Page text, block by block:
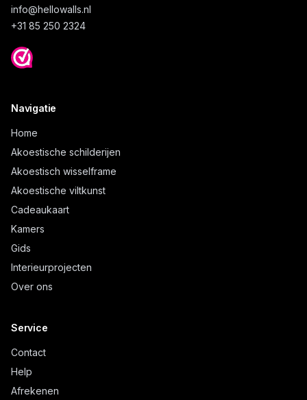
info@hellowalls.nl
+31 85 250 2324
Navigatie
Home
Akoestische schilderijen
Akoestisch wisselframe
Akoestische viltkunst
Cadeaukaart
Kamers
Gids
Interieurprojecten
Over ons
Service
Contact
Help
Afrekenen